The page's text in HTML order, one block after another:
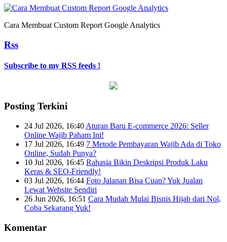
Membuat
Report4
Cara Membuat Custom Report Google Analytics
Rss
Subscribe to my RSS feeds !
Posting Terkini
24 Jul 2026, 16:40 Aturan Baru E-commerce 2026: Seller
Online Wajib Paham Ini!
17 Jul 2026, 16:49 7 Metode Pembayaran Wajib Ada di Toko
Online, Sudah Punya?
10 Jul 2026, 16:45 Rahasia Bikin Deskripsi Produk Laku
Keras & SEO-Friendly!
03 Jul 2026, 16:44 Foto Jalanan Bisa Cuan? Yuk Jualan
Lewat Website Sendiri
26 Jun 2026, 16:51 Cara Mudah Mulai Bisnis Hijab dari Nol,
Coba Sekarang Yuk!
Komentar